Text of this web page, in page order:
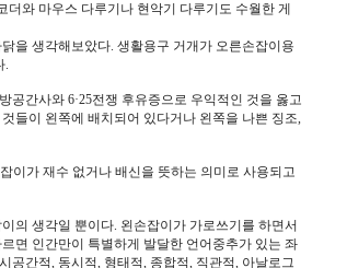
와 마우스 다루기나 현악기 다루기도 수월한 게
을 생각해보았다. 생활용구 거개가 오른손잡이용
.
간사와 6·25전쟁 후유증으로 우익적인 것을 옳고
들이 왼쪽에 배치되어 있다거나 왼쪽을 나쁜 징조,
이가 재수 없거나 배신을 뜻하는 의미로 사용되고
의 생각일 뿐이다. 왼손잡이가 가로쓰기를 하면서
면 인간만이 특별하게 발달한 언어중추가 있는 좌
공간적, 동시적, 형태적, 종합적, 직관적, 아날로그